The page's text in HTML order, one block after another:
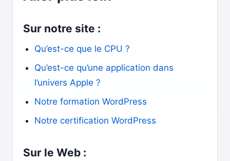
Sur notre site :
Qu’est-ce que le CPU ?
Qu’est-ce qu’une application dans
l’univers Apple ?
Notre formation WordPress
Notre certification WordPress
Sur le Web :